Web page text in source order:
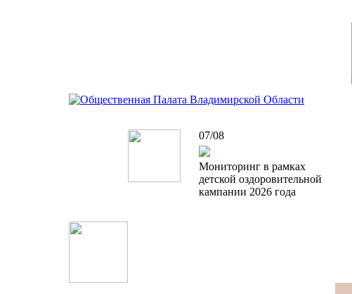
07/08
Мониторинг в рамках
детской оздоровительной
кампании 2026 года